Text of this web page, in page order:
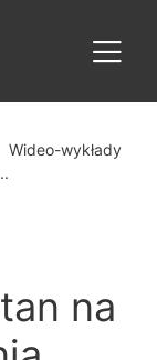
Wideo-wykłady
na